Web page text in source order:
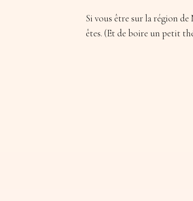
Si vous être sur la région de
êtes. (Et de boire un petit